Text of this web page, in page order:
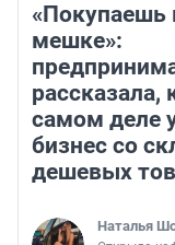
«Покупаешь
мешке»:
рассказала,
самом деле
бизнес со
дешевых
Наталья